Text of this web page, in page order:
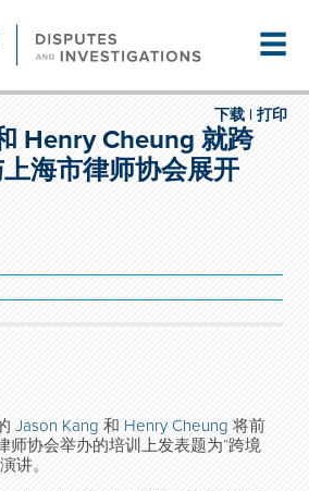
☰
打印
下载 |
Henry Cheung 就跨
海市律师协会展开
Jason Kang 和 Henry Cheung 将前
师协会举办的培训上发表题为“跨境
讲。